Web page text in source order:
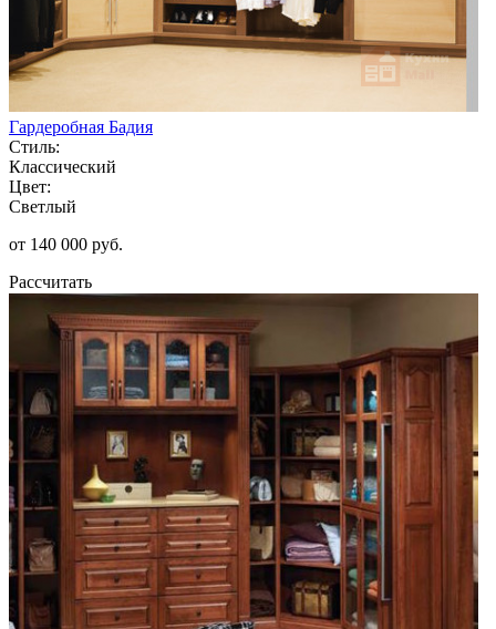
Гардеробная Бадия
Стиль:
Классический
Цвет:
Светлый
от 140 000 руб.
Рассчитать